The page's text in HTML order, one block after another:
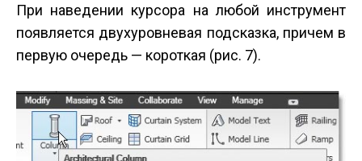
При наведении курсора на любой инструмент
появляется двухуровневая подсказка, причем в
первую очередь — короткая (рис. 7).